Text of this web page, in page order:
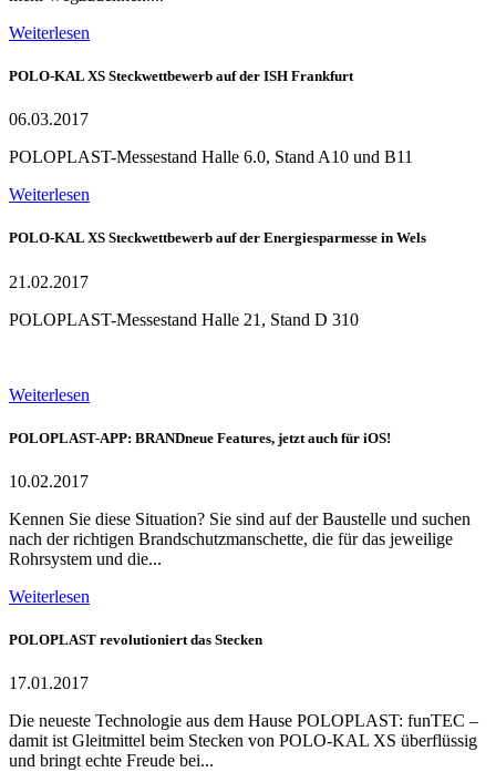
Weiterlesen
POLO-KAL XS Steckwettbewerb auf der ISH Frankfurt
06.03.2017
POLOPLAST-Messestand Halle 6.0, Stand A10 und B11
Weiterlesen
POLO-KAL XS Steckwettbewerb auf der Energiesparmesse in Wels
21.02.2017
POLOPLAST-Messestand Halle 21, Stand D 310
Weiterlesen
POLOPLAST-APP: BRANDneue Features, jetzt auch für iOS!
10.02.2017
Kennen Sie diese Situation? Sie sind auf der Baustelle und suchen
nach der richtigen Brandschutzmanschette, die für das jeweilige
Rohrsystem und die...
Weiterlesen
POLOPLAST revolutioniert das Stecken
17.01.2017
Die neueste Technologie aus dem Hause POLOPLAST: funTEC –
damit ist Gleitmittel beim Stecken von POLO-KAL XS überflüssig
und bringt echte Freude bei...